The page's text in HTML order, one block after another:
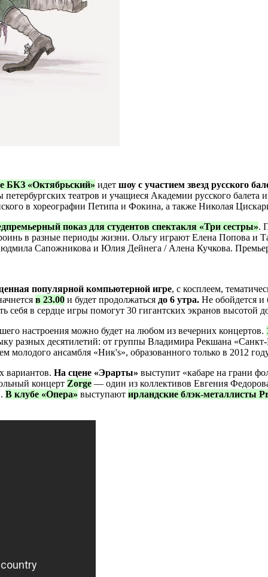
БКЗ «Октябрьский» идет шоу с участием звезд русского
театров и учащиеся Академии русского
в хореографии Петипа и Фокина, а также Николая
показ для студентов спектакля «Три сестры».
в разные периоды жизни. Ольгу играют Елена Попова
Сапожникова и Юлия Дейнега / Алена Кучкова.
популярной компьютерной игре, с косплеем,
в 23.00 и будет продолжаться до 6 утра. Не обойдется и
в сердце игры помогут 30 гигантских экранов
настроения можно будет на любом из вечерних концертов.
разных десятилетий: от группы Владимира Рекшана «Санкт-
молодого ансамбля «Ник's», образованного только в 2012
вариантов. На сцене «Эрарты» выступит «кабаре на грани
концерт Zorge — один из коллективов Евгения
В клубе «Опера» выступают ирландские блэк-металлисты